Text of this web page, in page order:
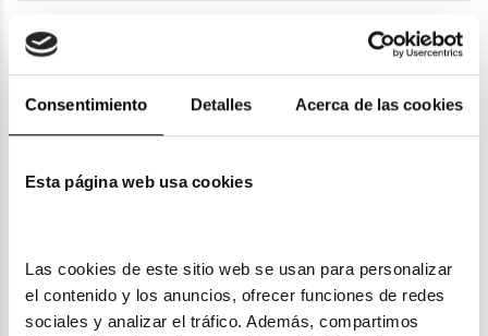
Consentimiento Detalles Acerca de las cookies
Esta página web usa cookies
Las cookies de este sitio web se usan para personalizar
el contenido y los anuncios, ofrecer funciones de redes
sociales y analizar el tráfico. Además, compartimos
Garantías
También te puede gustar